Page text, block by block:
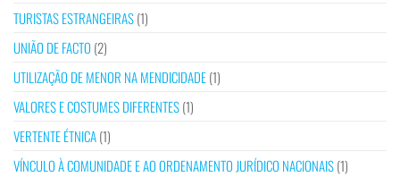
TURISTAS ESTRANGEIRAS(1)
UNIÃO DE FACTO (2)
UTILIZAÇÃO DE MENOR NA MENDICIDADE(1)
VALORES E COSTUMES DIFERENTES(1)
VERTENTE ÉTNICA(1)
VÍNCULO À COMUNIDADE E AO ORDENAMENTO JURÍDICO NACIONAIS(1)